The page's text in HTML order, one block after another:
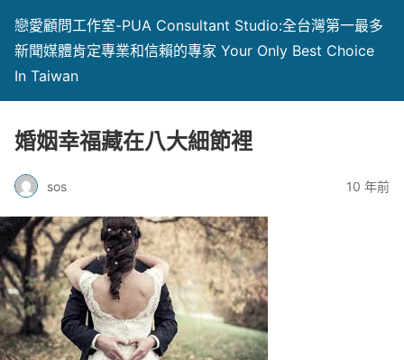
戀愛顧問工作室-PUA Consultant Studio:全台灣第一最多
新聞媒體肯定專業和信賴的專家 Your Only Best Choice
In Taiwan
婚姻幸福藏在八大細節裡
sos 10 年前